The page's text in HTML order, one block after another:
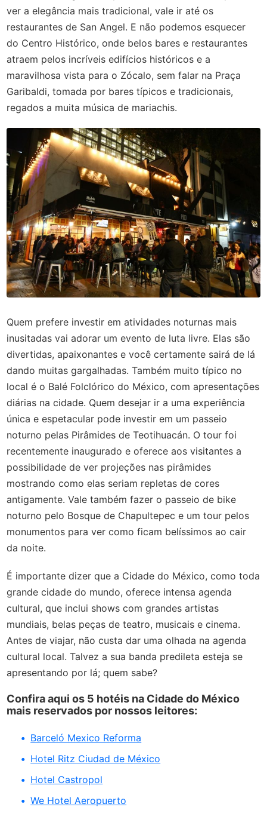
ver a elegância mais tradicional, vale ir até os
restaurantes de San Angel. E não podemos esquecer
do Centro Histórico, onde belos bares e restaurantes
atraem pelos incríveis edifícios históricos e a
maravilhosa vista para o Zócalo, sem falar na Praça
Garibaldi, tomada por bares típicos e tradicionais,
regados a muita música de mariachis.
Quem prefere investir em atividades noturnas mais
inusitadas vai adorar um evento de luta livre. Elas são
divertidas, apaixonantes e você certamente sairá de lá
dando muitas gargalhadas. Também muito típico no
local é o Balé Folclórico do México, com apresentações
diárias na cidade. Quem desejar ir a uma experiência
única e espetacular pode investir em um passeio
noturno pelas Pirâmides de Teotihuacán. O tour foi
recentemente inaugurado e oferece aos visitantes a
possibilidade de ver projeções nas pirâmides
mostrando como elas seriam repletas de cores
antigamente. Vale também fazer o passeio de bike
noturno pelo Bosque de Chapultepec e um tour pelos
monumentos para ver como ficam belíssimos ao cair
da noite.
É importante dizer que a Cidade do México, como toda
grande cidade do mundo, oferece intensa agenda
cultural, que inclui shows com grandes artistas
mundiais, belas peças de teatro, musicais e cinema.
Antes de viajar, não custa dar uma olhada na agenda
cultural local. Talvez a sua banda predileta esteja se
apresentando por lá; quem sabe?
Confira aqui os 5 hotéis na Cidade do México
mais reservados por nossos leitores:
Barceló Mexico Reforma
Hotel Ritz Ciudad de México
Hotel Castropol
We Hotel Aeropuerto